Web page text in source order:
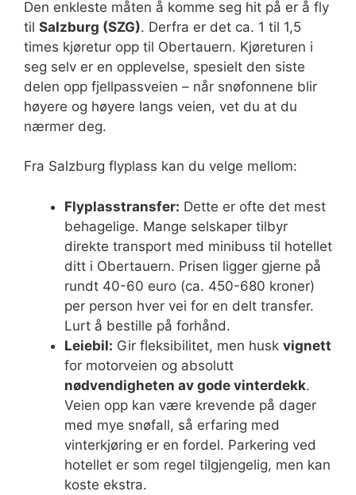
Den enkleste måten å komme seg hit på er å fly
til Salzburg (SZG). Derfra er det ca. 1 til 1,5
times kjøretur opp til Obertauern. Kjøreturen i
seg selv er en opplevelse, spesielt den siste
delen opp fjellpassveien – når snøfonnene blir
høyere og høyere langs veien, vet du at du
nærmer deg.
Fra Salzburg flyplass kan du velge mellom:
Flyplasstransfer: Dette er ofte det mest
behagelige. Mange selskaper tilbyr
direkte transport med minibuss til hotellet
ditt i Obertauern. Prisen ligger gjerne på
rundt 40-60 euro (ca. 450-680 kroner)
per person hver vei for en delt transfer.
Lurt å bestille på forhånd.
Leiebil: Gir fleksibilitet, men husk vignett
for motorveien og absolutt
nødvendigheten av gode vinterdekk.
Veien opp kan være krevende på dager
med mye snøfall, så erfaring med
vinterkjøring er en fordel. Parkering ved
hotellet er som regel tilgjengelig, men kan
koste ekstra.